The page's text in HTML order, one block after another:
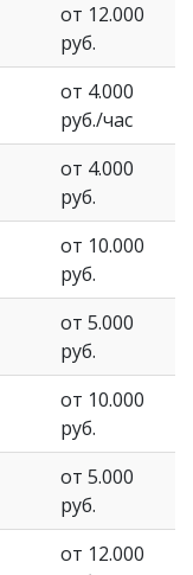
от 12.000
руб.
от 4.000
руб./час
от 4.000
руб.
от 10.000
руб.
от 5.000
руб.
от 10.000
руб.
от 5.000
руб.
от 12.000